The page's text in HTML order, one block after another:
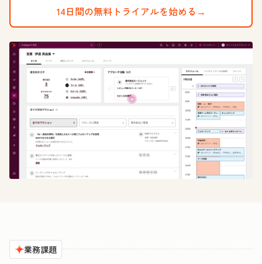
14日間の無料トライアルを始める→
業務課題